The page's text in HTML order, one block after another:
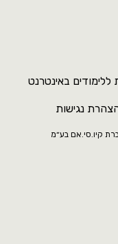
באינטרנט
נגישות
קיו.סי.אם בע״מ